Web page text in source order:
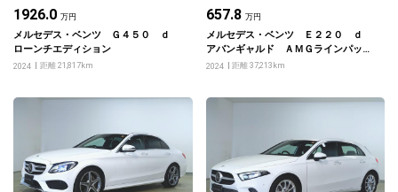
1926.0 万円
メルセデス・ベンツ Ｇ４５０ ｄ
ローンチエディション
2024 距離 21,817km
657.8 万円
メルセデス・ベンツ Ｅ２２０ ｄ
アバンギャルド ＡＭＧラインパッケ
ージ
2024 距離 37,213km